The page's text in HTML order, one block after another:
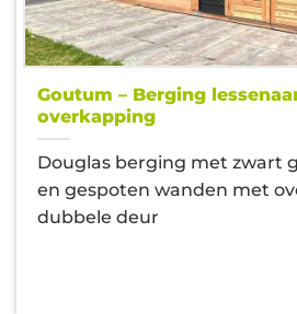
Goutum – Berging
overkapping
Douglas berging met zwart
en gespoten wanden met
dubbele deur